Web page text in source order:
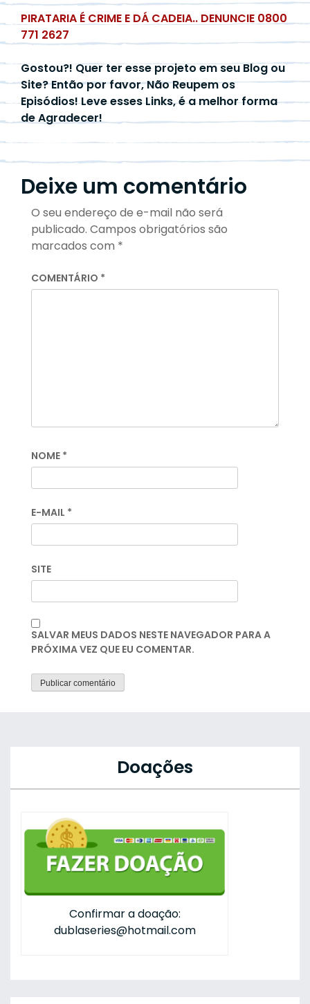
PIRATARIA É CRIME E DÁ CADEIA.. DENUNCIE 0800
771 2627
Gostou?! Quer ter esse projeto em seu Blog ou
Site? Então por favor, Não Reupem os
Episódios! Leve esses Links, é a melhor forma
de Agradecer!
Deixe um comentário
O seu endereço de e-mail não será
publicado. Campos obrigatórios são
marcados com *
COMENTÁRIO *
NOME *
E-MAIL *
SITE
SALVAR MEUS DADOS NESTE NAVEGADOR PARA A
PRÓXIMA VEZ QUE EU COMENTAR.
Doações
Confirmar a doação:
dublaseries@hotmail.com